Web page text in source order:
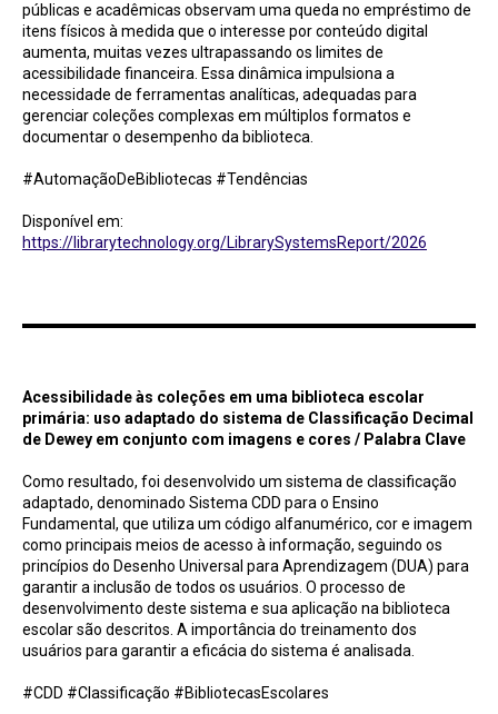
públicas e acadêmicas observam uma queda no empréstimo de
itens físicos à medida que o interesse por conteúdo digital
aumenta, muitas vezes ultrapassando os limites de
acessibilidade financeira. Essa dinâmica impulsiona a
necessidade de ferramentas analíticas, adequadas para
gerenciar coleções complexas em múltiplos formatos e
documentar o desempenho da biblioteca.
#AutomaçãoDeBibliotecas #Tendências
Disponível em:
https://librarytechnology.org/LibrarySystemsReport/2026
Acessibilidade às coleções em uma biblioteca escolar
primária: uso adaptado do sistema de Classificação Decimal
de Dewey em conjunto com imagens e cores / Palabra Clave
Como resultado, foi desenvolvido um sistema de classificação
adaptado, denominado Sistema CDD para o Ensino
Fundamental, que utiliza um código alfanumérico, cor e imagem
como principais meios de acesso à informação, seguindo os
princípios do Desenho Universal para Aprendizagem (DUA) para
garantir a inclusão de todos os usuários. O processo de
desenvolvimento deste sistema e sua aplicação na biblioteca
escolar são descritos. A importância do treinamento dos
usuários para garantir a eficácia do sistema é analisada.
#CDD #Classificação #BibliotecasEscolares